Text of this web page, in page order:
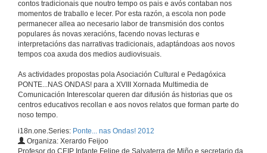
contos tradicionais que noutro tempo os pais e avós contaban nos
momentos de traballo e lecer. Por esta razón, a escola non pode
permanecer allea ao necesario labor de transmisión dos contos
populares ás novas xeracións, facendo novas lecturas e
interpretacións das narrativas tradicionais, adaptándoas aos novos
tempos coa axuda dos medios audiovisuais.
As actividades propostas pola Asociación Cultural e Pedagóxica
PONTE...NAS ONDAS! para a XVIII Xornada Multimedia de
Comunicación Interescolar queren dar difusión ás historias que os
centros educativos recollan e aos novos relatos que forman parte do
noso tempo.
i18n.one.Series: Ponte... nas Ondas! 2012
Organiza: Xerardo Feijoo
24 de maio de 2012
Banda Musical de Monção
Escola Profissional do Alto Minho Interior. Monção
24 de maio de 2012
Ponte a contar: A Ínsua
IES A Sangriña. A Guarda + E B 2,3/ S Caminha